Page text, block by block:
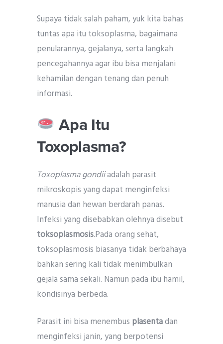
Supaya tidak salah paham, yuk kita bahas
tuntas apa itu toksoplasma, bagaimana
penularannya, gejalanya, serta langkah
pencegahannya agar ibu bisa menjalani
kehamilan dengan tenang dan penuh
informasi.
Apa Itu
Toxoplasma?
Toxoplasma gondiiadalah parasit
mikroskopis yang dapat menginfeksi
manusia dan hewan berdarah panas.
Infeksi yang disebabkan olehnya disebut
toksoplasmosis.Pada orang sehat,
toksoplasmosis biasanya tidak berbahaya
bahkan sering kali tidak menimbulkan
gejala sama sekali. Namun pada ibu hamil,
kondisinya berbeda.
Parasit ini bisa menembus plasentadan
menginfeksi janin, yang berpotensi